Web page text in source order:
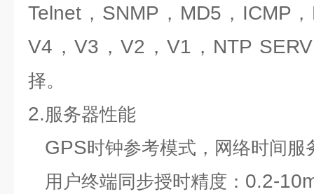
Telnet ， SNMP ， MD5 ， ICMP ，
V4 ， V3 ， V2 ， V1 ， NTP
择。
2.服务器性能
GPS时钟参考模式，网络时间服
用户终端同步授时精度： 0.2-